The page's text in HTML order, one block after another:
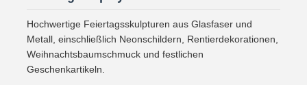
Hochwertige Feiertagsskulpturen aus Glasfaser und
Metall, einschließlich Neonschildern, Rentierdekorationen,
Weihnachtsbaumschmuck und festlichen
Geschenkartikeln.